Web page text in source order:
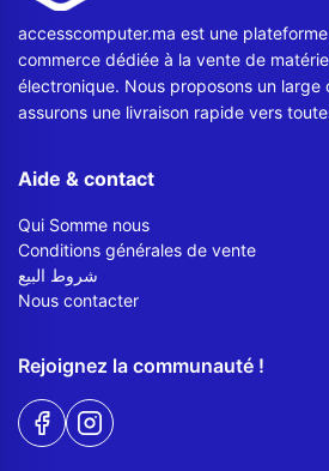
accesscomputer.ma est une
commerce dédiée à la vente de
électronique. Nous proposons un
assurons une livraison rapide vers
Aide & contact
Qui Somme nous
Conditions générales de vente
شروط البيع
Nous contacter
Rejoignez la communauté !